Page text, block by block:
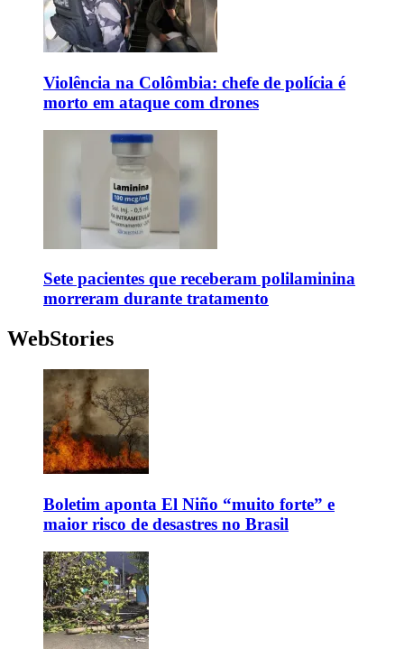
Violência na Colômbia: chefe de polícia é
morto em ataque com drones
Sete pacientes que receberam polilaminina
morreram durante tratamento
WebStories
Boletim aponta El Niño “muito forte” e
maior risco de desastres no Brasil